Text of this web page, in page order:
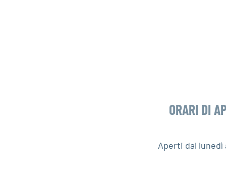
ORARI DI
Aperti dal